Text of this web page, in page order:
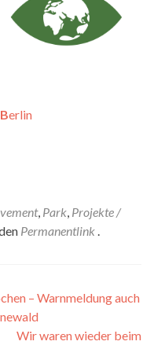
Berlin
, Park Projekte /
Permanentlink
– Warnmeldung auch
Wir waren wieder beim